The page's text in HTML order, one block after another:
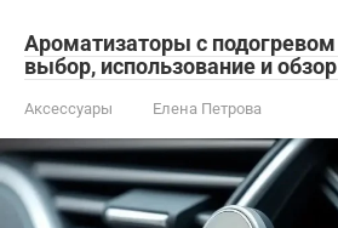
Ароматизаторы с
выбор, использование и
Аксессуары Елена Петрова